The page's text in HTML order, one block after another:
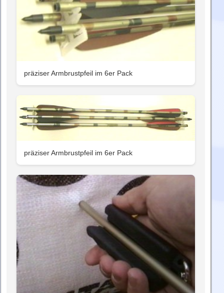
präziser Armbrustpfeil im 6er Pack
präziser Armbrustpfeil im 6er Pack